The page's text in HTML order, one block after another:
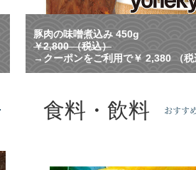
豚肉の味噌煮込み 450g
￥2,800 （税込）
→クーポンをご利用で￥ 2,380 （税
食料・飲料 おすす